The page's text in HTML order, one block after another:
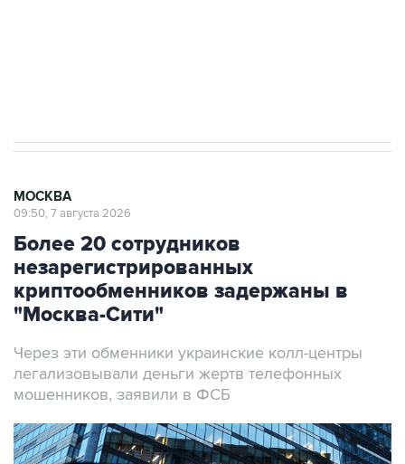
МОСКВА
09:50, 7 августа 2026
Более 20 сотрудников
незарегистрированных
криптообменников задержаны в
"Москва-Сити"
Через эти обменники украинские колл-центры
легализовывали деньги жертв телефонных
мошенников, заявили в ФСБ